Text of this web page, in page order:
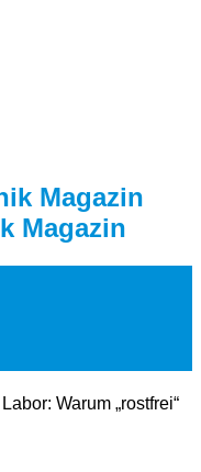
Magazin
Warum „rostfrei“